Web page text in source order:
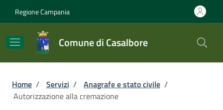
Regione Campania
Comune di Casalbore
Briciole di pane
Home / Servizi / Anagrafe e stato civile /
Autorizzazione alla cremazione